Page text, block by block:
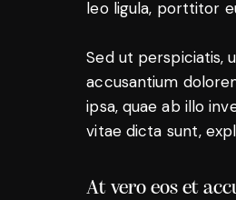
leo ligula, porttitor
Sed ut perspiciatis,
accusantium
ipsa, quae ab illo
vitae dicta sunt,
At vero eos et